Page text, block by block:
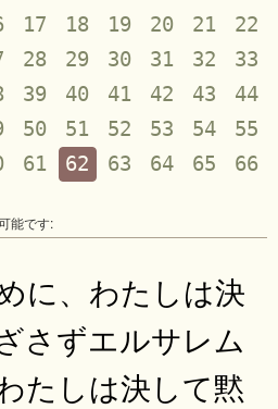
17 18 19 20 21
22
28 29 30 31 32
33
39 40 41 42 43
44
50 51 52 53 54
55
61 62 63 64 65 66
能です:
に、わたしは決
さずエルサレム
たしは決して黙